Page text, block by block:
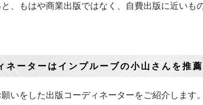
、もはや商業出版ではなく、自費出版に近いも
ネーターはインプルーブの小山さんを推
いをした出版コーディネーターをご紹介します。